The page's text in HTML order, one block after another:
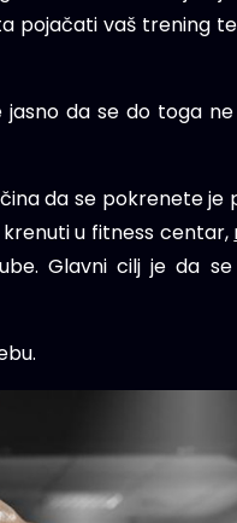
pojačati vaš trening
jasno da se do toga
da se pokrenete je
u fitness centar,
Glavni cilj je da